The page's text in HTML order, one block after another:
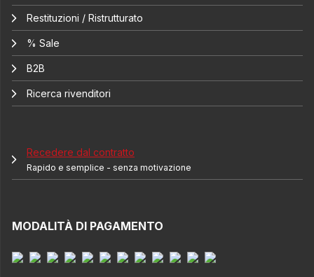
Restituzioni / Ristrutturato
% Sale
B2B
Ricerca rivenditori
Recedere dal contratto
Rapido e semplice - senza motivazione
MODALITÀ DI PAGAMENTO